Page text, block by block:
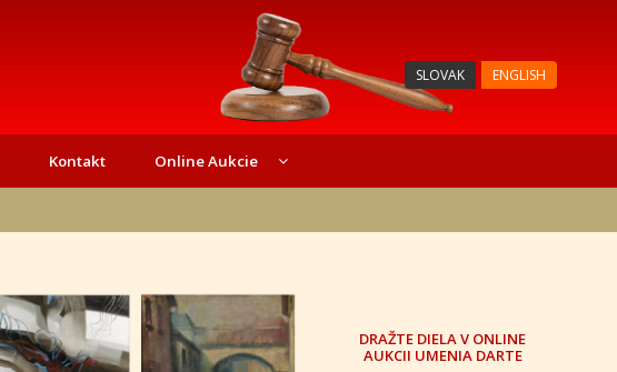
SLOVAK ENGLISH
Kontakt Online Aukcie
DRAŽTE DIELA V ONLINE
AUKCII UMENIA DARTE